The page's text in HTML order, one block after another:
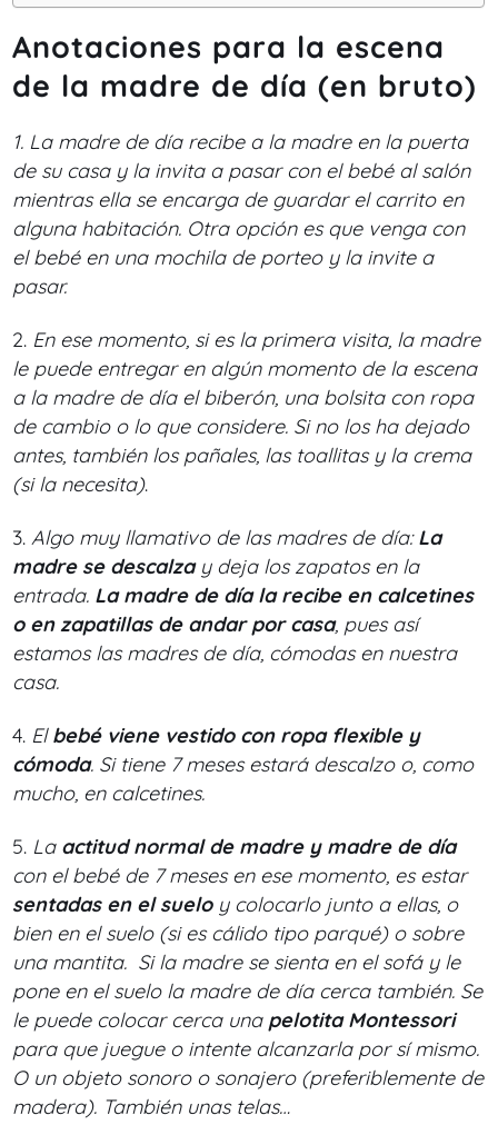
Anotaciones para la escena
de la madre de día (en bruto)
1. La madre de día recibe a la madre en la puerta
de su casa y la invita a pasar con el bebé al salón
mientras ella se encarga de guardar el carrito en
alguna habitación. Otra opción es que venga con
el bebé en una mochila de porteo y la invite a
pasar.
2. En ese momento, si es la primera visita, la madre
le puede entregar en algún momento de la escena
a la madre de día el biberón, una bolsita con ropa
de cambio o lo que considere. Si no los ha dejado
antes, también los pañales, las toallitas y la crema
(si la necesita).
3.Algo muy llamativo de las madres de día:La
madre se descalzay deja los zapatos en la
entrada. La madre de día la recibe en calcetines
o en zapatillas de andar por casa, pues así
estamos las madres de día, cómodas en nuestra
casa.
4. Elbebé viene vestido con ropa flexible y
cómoda. Si tiene 7 meses estará descalzo o, como
mucho, en calcetines.
5. La actitud normal de madre y madre de día
con el bebé de 7 meses en ese momento, es estar
sentadas en el suelo y colocarlo junto a ellas, o
bien en el suelo (si es cálido tipo parqué) o sobre
una mantita. Si la madre se sienta en el sofá y le
pone en el suelo la madre de día cerca también. Se
le puede colocar cerca una pelotita Montessori
para que juegue o intente alcanzarla por sí mismo.
O un objeto sonoro o sonajero (preferiblemente de
madera). También unas telas…